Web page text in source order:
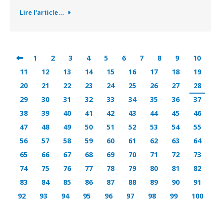
Lire l'article...
1 2 3 4 5 6 7 8 9
10
11
12 13 14 15 16 17 18
19
20
21 22 23 24 25 26 27
28
29
30 31 32 33 34 35 36
37
38
39 40 41 42 43 44 45
46
47
48 49 50 51 52 53 54
55
56
57 58 59 60 61 62 63
64
65
66 67 68 69 70 71 72
73
74
75 76 77 78 79 80 81
82
83
84 85 86 87 88 89 90
91
92
93 94 95 96 97 98 99
100